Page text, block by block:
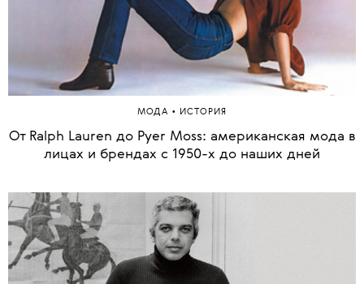
МОДА • ИСТОРИЯ
От Ralph Lauren до Pyer Moss: американская мода в
лицах и брендах с 1950-х до наших дней